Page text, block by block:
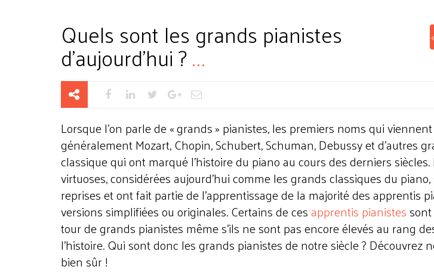
Quels sont les grands pianistes
d’aujourd’hui ?...
Lorsque l’on parle de « grands » pianistes, les premiers noms qui
généralement Mozart, Chopin, Schubert, Schuman, Debussy et d’autres
classique qui ont marqué l’histoire du piano au cours des derniers
virtuoses, considérées aujourd’hui comme les grands classiques du
reprises et ont fait partie de l’apprentissage de la majorité des apprentis
versions simplifiées ou originales. Certains de cesapprentis pianistes
tour de grands pianistes même s’ils ne sont pas encore élevés au rang
l’histoire. Qui sont donc les grands pianistes de notre siècle ? Découvrez
bien sûr !